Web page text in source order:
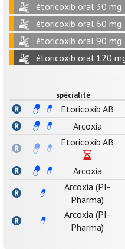
étoricoxib oral 30 mg
étoricoxib oral 60 mg
étoricoxib oral 90 mg
étoricoxib oral 120
spécialité
Etoricoxib AB
Arcoxia
Etoricoxib AB
Arcoxia
Arcoxia (PI-
Pharma)
Arcoxia (PI-
Pharma)